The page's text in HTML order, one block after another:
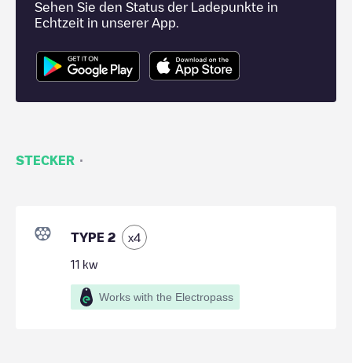
Sehen Sie den Status der Ladepunkte in
Echtzeit in unserer App.
STECKER ·
TYPE 2 x4
11 kw
Works with the Electropass